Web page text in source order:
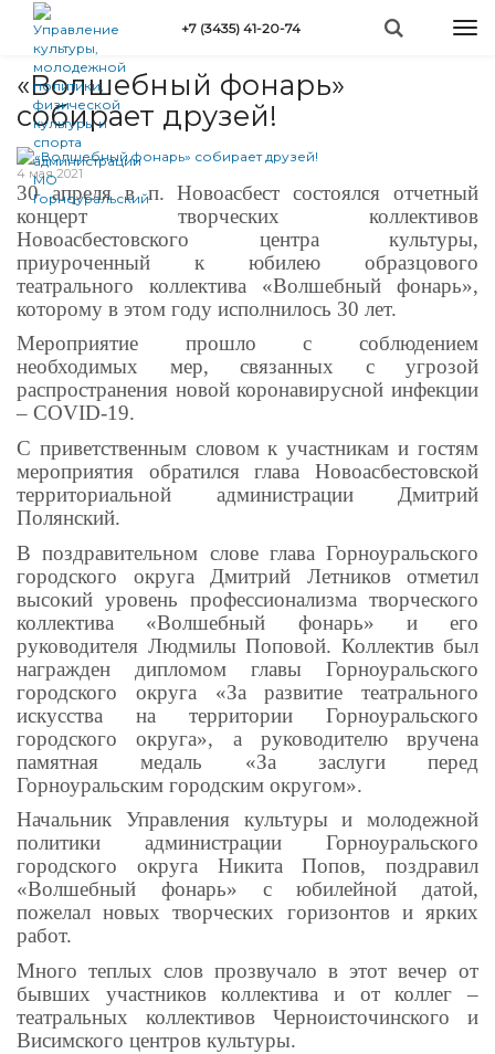
Перейти
основному
содержанию
+7 (3435) 41-20-74
Вы
здесь
«Волшебный фонарь»
собирает друзей!
4 мая 2021
30 апреля в п. Новоасбест состоялся отчетный
концерт творческих коллективов
Новоасбестовского центра культуры,
приуроченный к юбилею образцового
театрального коллектива «Волшебный фонарь»,
которому в этом году исполнилось 30 лет.
Мероприятие прошлоc соблюдением
необходимых мер, связанных с угрозой
распространения новой коронавирусной инфекции
– COVID-19.
С приветственным словом к участникам и гостям
мероприятия обратился глава Новоасбестовской
территориальной администрации Дмитрий
Полянский.
В поздравительном слове глава Горноуральского
городского округа Дмитрий Летников отметил
высокий уровень профессионализма творческого
коллектива «Волшебный фонарь» и его
руководителя Людмилы Поповой. Коллектив был
награжден дипломом главы Горноуральского
городского округа «За развитие театрального
искусства на территории Горноуральского
городского округа», а руководителю вручена
памятная медаль «За заслуги перед
Горноуральским городским округом».
Начальник Управления культуры и молодежной
политики администрации Горноуральского
городского округа Никита Попов, поздравил
«Волшебный фонарь» с юбилейной датой,
пожелал новых творческих горизонтов и ярких
работ.
Много теплых слов прозвучало в этот вечер от
бывших участников коллектива и от коллег –
театральных коллективов Черноисточинского и
Висимского центров культуры.